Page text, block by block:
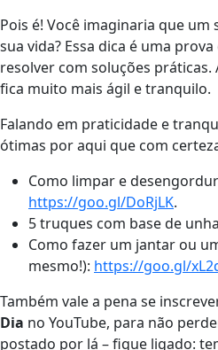
Pois é! Você imaginaria que
sua vida? Essa dica é uma
resolver com soluções práticas.
fica muito mais ágil e tranquilo.
Falando em praticidade e
ótimas por aqui que com
Como limpar e
https://goo.gl/DoRjLK.
5 truques com base de
Como fazer um jantar ou
mesmo!): https://goo.gl/
Também vale a pena se
Dia no YouTube, para não
postado por lá – fique ligado: